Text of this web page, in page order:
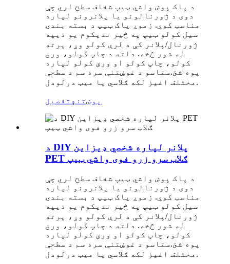
د پاک پوښ واشي ټیپ شفاف سطح لري چې
دوی د ژورنالونو یا پلانرونو لپاره
مناسب کوي. زموږ پاک ټیپ د بسته بندۍ
سیل کولو ټیپ په څیر ندي کوم یو دی په
ژورنال/پلانر کې د لرې کولو وړ، پرته
له شور څخه. دلته د چاپ کولو، ورق
کولو، چاپ کولو او ورق کولو لپاره
پوه شئ.ستاسو د غوښتنې سره سم د سطحې
مختلف اغیز لکه ګلاسي یا میټ درلودل.
پوښتنه تفصیل
د DIY پلانر لپاره شخصي ډیزاین
PET ګلاب سرو زرو فوی واشي ټیپ
د پاک پوښ واشي ټیپ شفاف سطح لري چې
دوی د ژورنالونو یا پلانرونو لپاره
مناسب کوي. زموږ پاک ټیپ د بسته بندۍ
سیل کولو ټیپ په څیر ندي کوم یو دی په
ژورنال/پلانر کې د لرې کولو وړ، پرته
له شور څخه. دلته د چاپ کولو، ورق
کولو، چاپ کولو او ورق کولو لپاره
پوه شئ.ستاسو د غوښتنې سره سم د سطحې
مختلف اغیز لکه ګلاسي یا میټ درلودل.